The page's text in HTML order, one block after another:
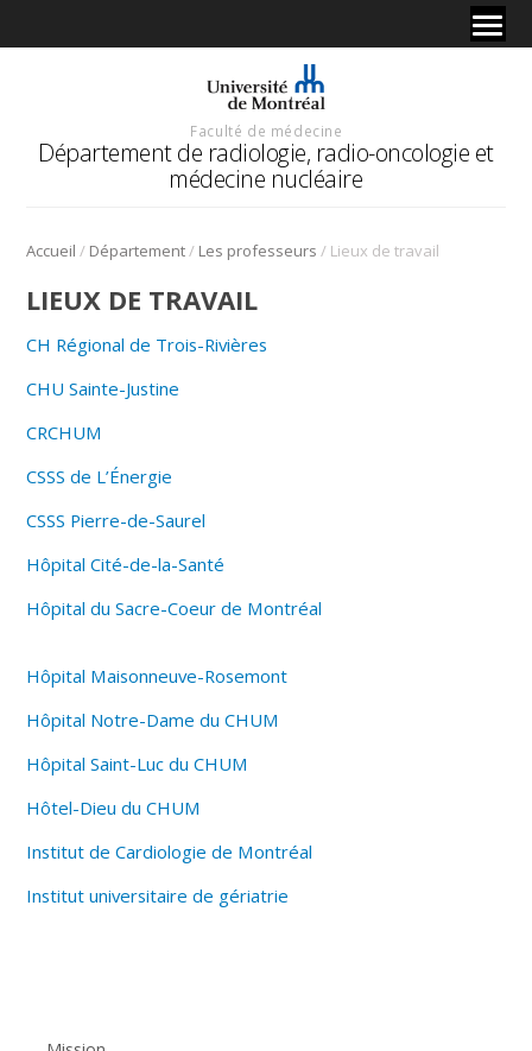
Faculté de médecine
Département de radiologie, radio-oncologie et
médecine nucléaire
Accueil / Département/ Les professeurs / Lieux de travail
LIEUX DE TRAVAIL
CH Régional de Trois-Rivières
CHU Sainte-Justine
CRCHUM
CSSS de L’Énergie
CSSS Pierre-de-Saurel
Hôpital Cité-de-la-Santé
Hôpital du Sacre-Coeur de Montréal
Hôpital Maisonneuve-Rosemont
Hôpital Notre-Dame du CHUM
Hôpital Saint-Luc du CHUM
Hôtel-Dieu du CHUM
Institut de Cardiologie de Montréal
Institut universitaire de gériatrie